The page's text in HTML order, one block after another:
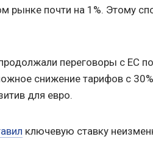
рынке почти на 1%. Этому
переговоры с ЕС
снижение тарифов с
для евро.
ключевую ставку